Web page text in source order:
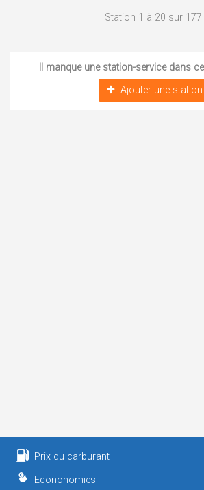
Station 1 à 20 sur 177
Il manque une station-service dans
Ajouter une station
Prix du carburant
Econonomies